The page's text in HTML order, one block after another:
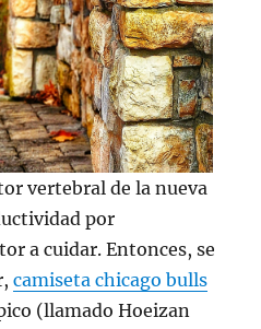
vertebral de la nueva
por
a cuidar. Entonces, se
camiseta chicago bulls
(llamado Hoeizan